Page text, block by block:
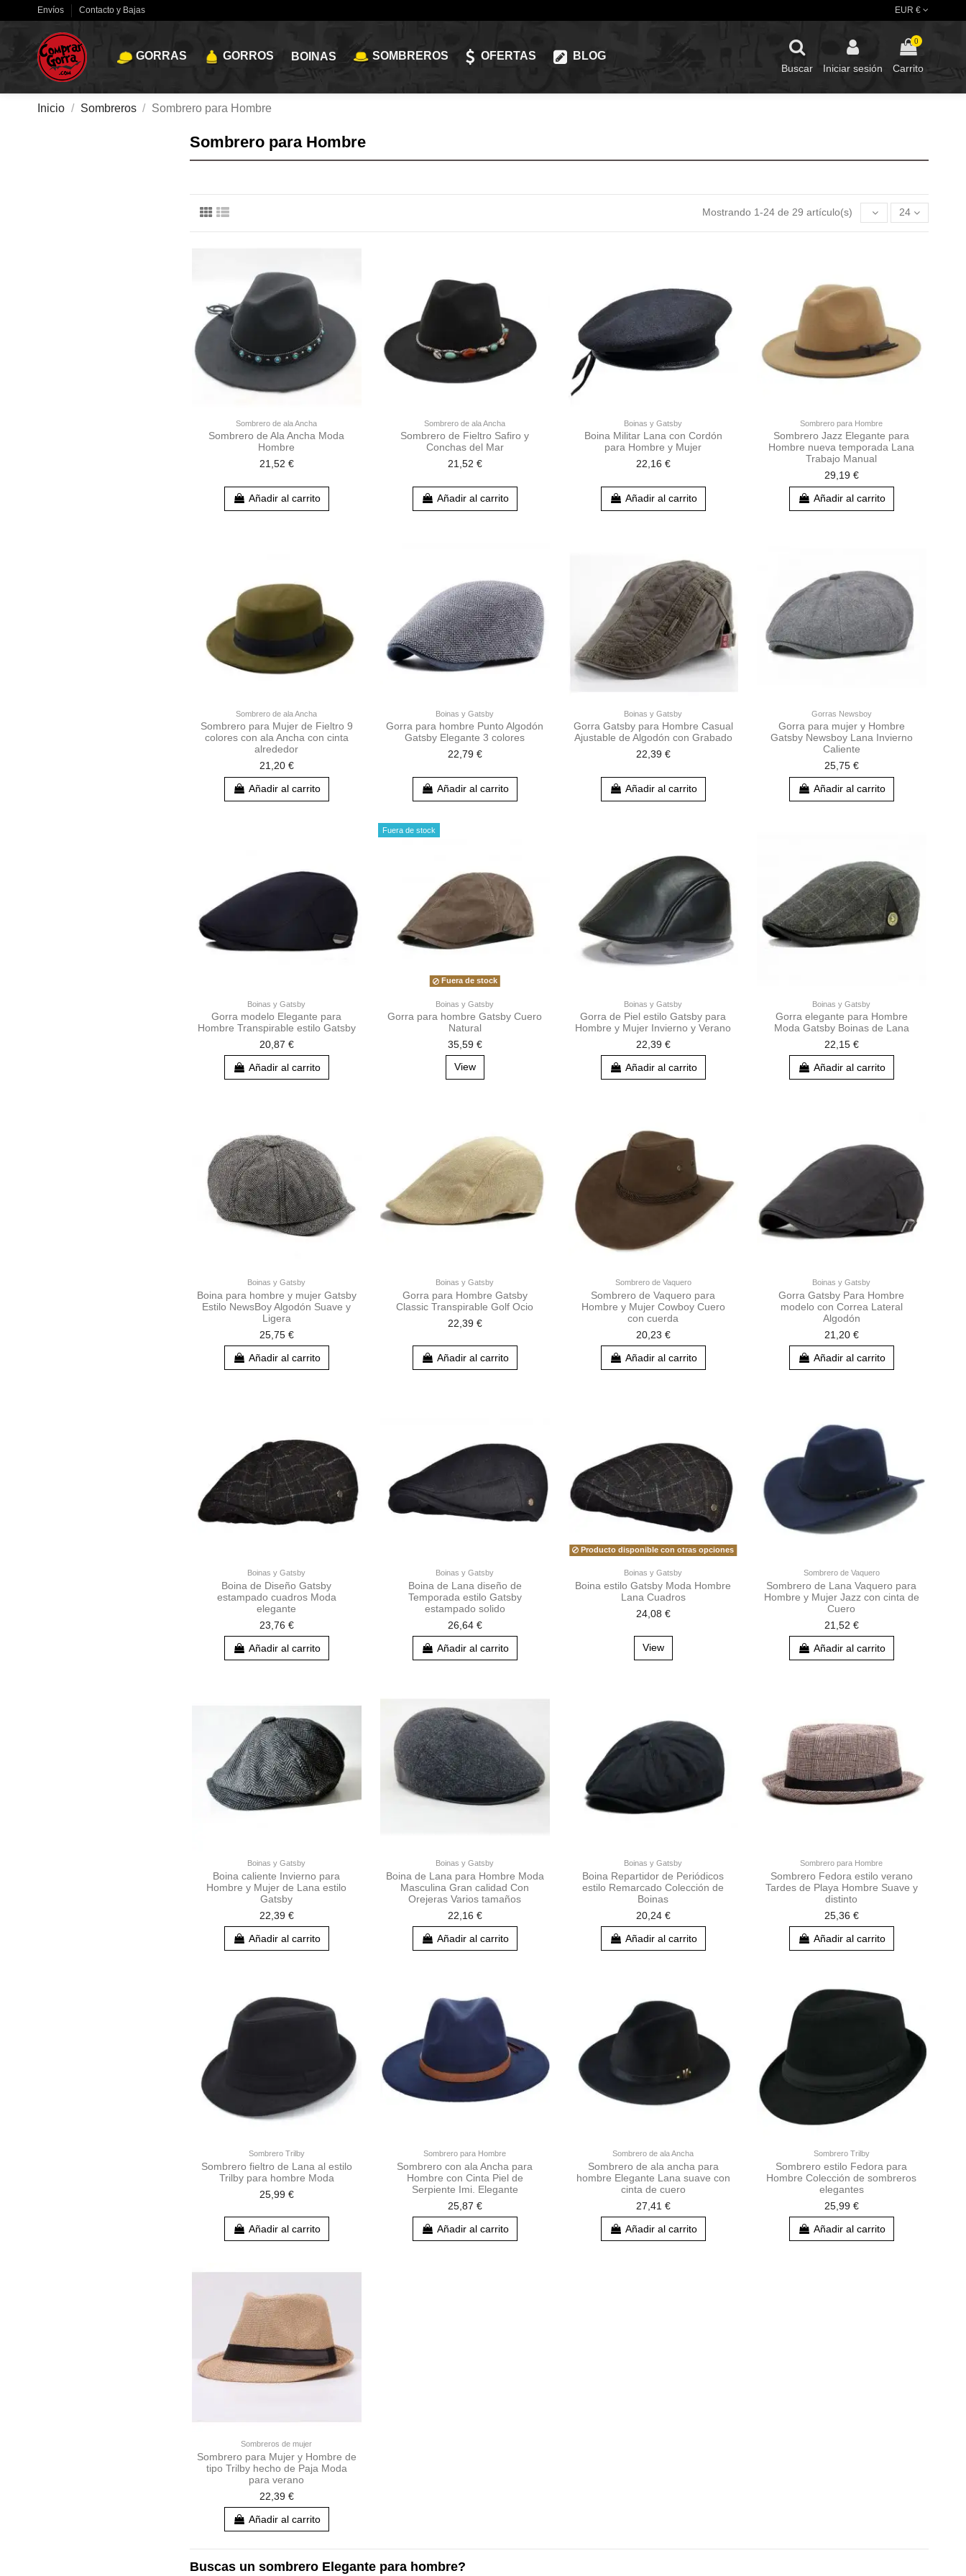
Envíos Contacto y Bajas EUR €
GORRAS GORROS BOINAS SOMBREROS OFERTAS BLOG
Buscar Iniciar sesión
0
Carrito
Inicio Sombreros Sombrero para Hombre
Sombrero para Hombre
Mostrando 1-24 de 29 artículo(s) 24
Sombrero de ala Ancha
Sombrero de Ala Ancha Moda
Hombre
21,52 €
Añadir al carrito
Sombrero de ala Ancha
Sombrero de Fieltro Safiro y
Conchas del Mar
21,52 €
Añadir al carrito
Boinas y Gatsby
Boina Militar Lana con Cordón
para Hombre y Mujer
22,16 €
Añadir al carrito
Sombrero para Hombre
Sombrero Jazz Elegante para
Hombre nueva temporada Lana
Trabajo Manual
29,19 €
Añadir al carrito
Sombrero de ala Ancha
Sombrero para Mujer de Fieltro 9
colores con ala Ancha con cinta
alrededor
21,20 €
Añadir al carrito
Boinas y Gatsby
Gorra para hombre Punto Algodón
Gatsby Elegante 3 colores
22,79 €
Añadir al carrito
Boinas y Gatsby
Gorra Gatsby para Hombre Casual
Ajustable de Algodón con Grabado
22,39 €
Añadir al carrito
Gorras Newsboy
Gorra para mujer y Hombre
Gatsby Newsboy Lana Invierno
Caliente
25,75 €
Añadir al carrito
Boinas y Gatsby
Gorra modelo Elegante para
Hombre Transpirable estilo Gatsby
20,87 €
Añadir al carrito
Fuera de stock
Fuera de stock
Boinas y Gatsby
Gorra para hombre Gatsby Cuero
Natural
35,59 €
View
Boinas y Gatsby
Gorra de Piel estilo Gatsby para
Hombre y Mujer Invierno y Verano
22,39 €
Añadir al carrito
Boinas y Gatsby
Gorra elegante para Hombre
Moda Gatsby Boinas de Lana
22,15 €
Añadir al carrito
Boinas y Gatsby
Boina para hombre y mujer Gatsby
Estilo NewsBoy Algodón Suave y
Ligera
25,75 €
Añadir al carrito
Boinas y Gatsby
Gorra para Hombre Gatsby
Classic Transpirable Golf Ocio
22,39 €
Añadir al carrito
Sombrero de Vaquero
Sombrero de Vaquero para
Hombre y Mujer Cowboy Cuero
con cuerda
20,23 €
Añadir al carrito
Boinas y Gatsby
Gorra Gatsby Para Hombre
modelo con Correa Lateral
Algodón
21,20 €
Añadir al carrito
Boinas y Gatsby
Boina de Diseño Gatsby
estampado cuadros Moda
elegante
23,76 €
Añadir al carrito
Boinas y Gatsby
Boina de Lana diseño de
Temporada estilo Gatsby
estampado solido
26,64 €
Añadir al carrito
Producto disponible con otras opciones
Boinas y Gatsby
Boina estilo Gatsby Moda Hombre
Lana Cuadros
24,08 €
View
Sombrero de Vaquero
Sombrero de Lana Vaquero para
Hombre y Mujer Jazz con cinta de
Cuero
21,52 €
Añadir al carrito
Boinas y Gatsby
Boina caliente Invierno para
Hombre y Mujer de Lana estilo
Gatsby
22,39 €
Añadir al carrito
Boinas y Gatsby
Boina de Lana para Hombre Moda
Masculina Gran calidad Con
Orejeras Varios tamaños
22,16 €
Añadir al carrito
Boinas y Gatsby
Boina Repartidor de Periódicos
estilo Remarcado Colección de
Boinas
20,24 €
Añadir al carrito
Sombrero para Hombre
Sombrero Fedora estilo verano
Tardes de Playa Hombre Suave y
distinto
25,36 €
Añadir al carrito
Sombrero Trilby
Sombrero fieltro de Lana al estilo
Trilby para hombre Moda
25,99 €
Añadir al carrito
Sombrero para Hombre
Sombrero con ala Ancha para
Hombre con Cinta Piel de
Serpiente Imi. Elegante
25,87 €
Añadir al carrito
Sombrero de ala Ancha
Sombrero de ala ancha para
hombre Elegante Lana suave con
cinta de cuero
27,41 €
Añadir al carrito
Sombrero Trilby
Sombrero estilo Fedora para
Hombre Colección de sombreros
elegantes
25,99 €
Añadir al carrito
Sombreros de mujer
Sombrero para Mujer y Hombre de
tipo Trilby hecho de Paja Moda
para verano
22,39 €
Añadir al carrito
Buscas un sombrero Elegante para hombre?